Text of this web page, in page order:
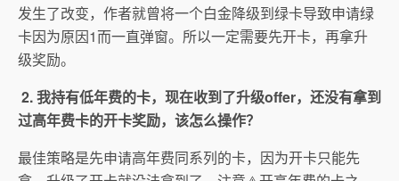
发生了改变，作者就曾将一个白金降级到绿卡导致申请绿
卡因为原因1而一直弹窗。所以一定需要先开卡，再拿升
级奖励。
2. 我持有低年费的卡，现在收到了升级offer，还没有拿到
过高年费卡的开卡奖励，该怎么操作？
最佳策略是先申请高年费同系列的卡，因为开卡只能先